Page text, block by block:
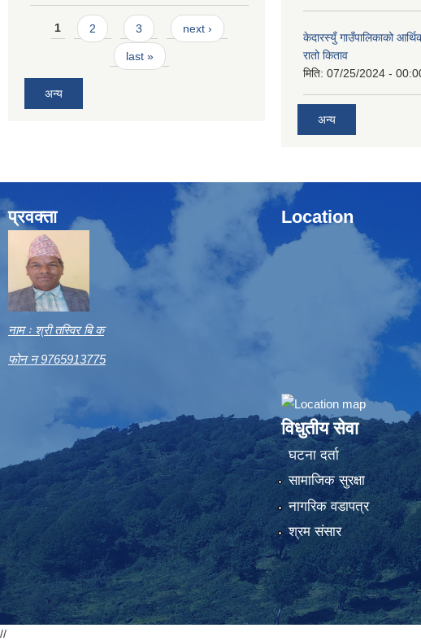
Pages
1 2 3 next ›
last »
अन्य
केदारस्युँ गाउँपालिकाको
रातो किताव
मिति: 07/25/2024 -
अन्य
प्रवक्ता
नाम ः श्री तस्विर बि क
फोन न 9765913775
Location
विधुतीय सेवा
घटना दर्ता
सामाजिक सुरक्षा
नागरिक वडापत्र
श्रम संसार
//